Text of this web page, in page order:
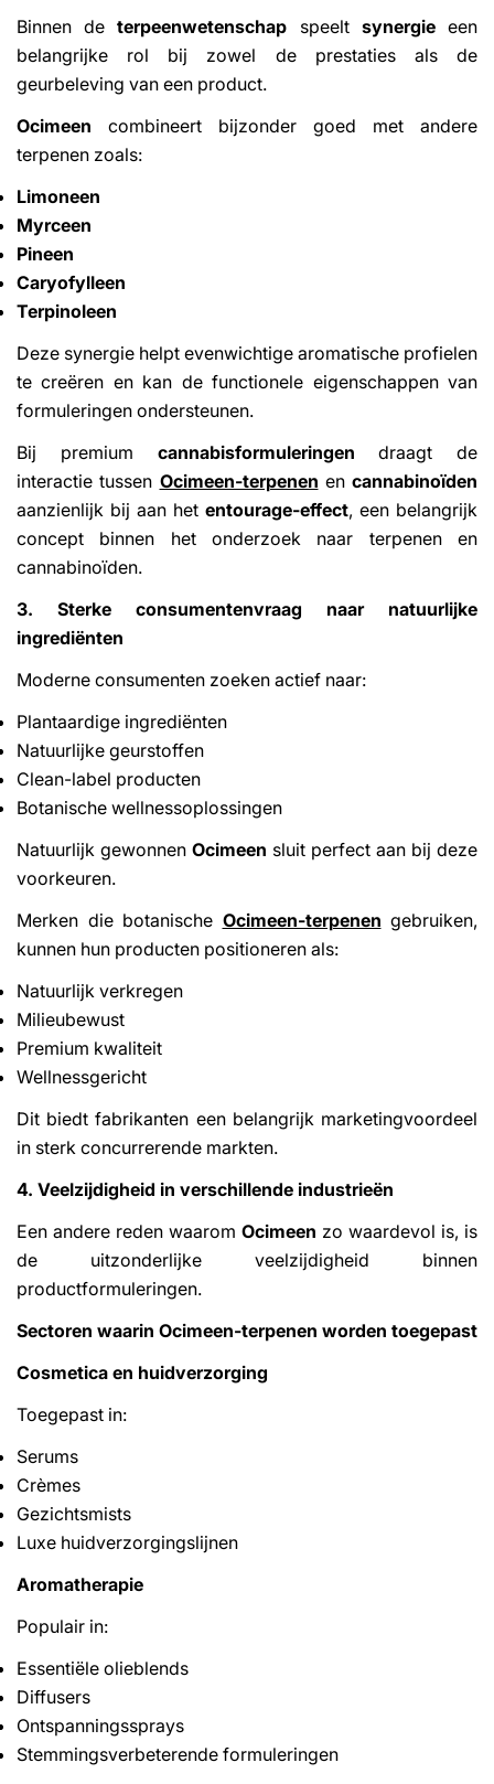
Binnen deterpeenwetenschap speelt synergieeen
belangrijke rol bij zowel de prestaties als de
geurbeleving van een product.
Ocimeen combineert bijzonder goed met andere
terpenen zoals:
Limoneen
Myrceen
Pineen
Caryofylleen
Terpinoleen
Deze synergie helpt evenwichtige aromatische profielen
te creëren en kan de functionele eigenschappen van
formuleringen ondersteunen.
Bij premium cannabisformuleringen draagt de
interactie tussen Ocimeen-terpenen en cannabinoïden
aanzienlijk bij aan het entourage-effect, een belangrijk
concept binnen het onderzoek naar terpenen en
cannabinoïden.
3. Sterke consumentenvraag naar natuurlijke
ingrediënten
Moderne consumenten zoeken actief naar:
Plantaardige ingrediënten
Natuurlijke geurstoffen
Clean-label producten
Botanische wellnessoplossingen
Natuurlijk gewonnen Ocimeen sluit perfect aan bij deze
voorkeuren.
Merken die botanische Ocimeen-terpenen gebruiken,
kunnen hun producten positioneren als:
Natuurlijk verkregen
Milieubewust
Premium kwaliteit
Wellnessgericht
Dit biedt fabrikanten een belangrijk marketingvoordeel
in sterk concurrerende markten.
4. Veelzijdigheid in verschillende industrieën
Een andere reden waarom Ocimeen zo waardevol is, is
de uitzonderlijke veelzijdigheid binnen
productformuleringen.
Sectoren waarin Ocimeen-terpenen worden toegepast
Cosmetica en huidverzorging
Toegepast in:
Serums
Crèmes
Gezichtsmists
Luxe huidverzorgingslijnen
Aromatherapie
Populair in:
Essentiële olieblends
Diffusers
Ontspanningssprays
Stemmingsverbeterende formuleringen